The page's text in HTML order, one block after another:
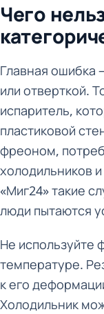
Чего
Главная ошибка
или отверткой.
испаритель,
пластиковой
фреоном,
холодильников
«Миг24» такие
люди пытаются
Не используйте
температуре.
к его
Холодильник